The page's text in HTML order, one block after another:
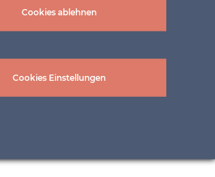
Cookies ablehnen
Cookies Einstellungen